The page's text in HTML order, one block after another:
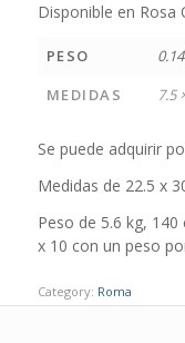
Disponible en Rosa
PESO
MEDIDAS
7.5
Se puede adquirir
Medidas de 22.5 x
Peso de 5.6 kg,
x 10 con un peso
Category: Roma